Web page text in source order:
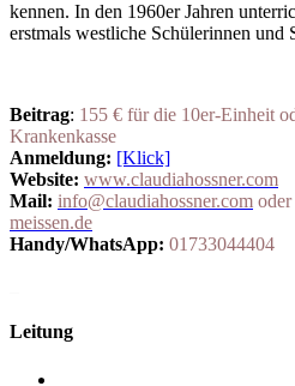
kennen. In den 1960er Jahren
erstmals westliche Schülerinnen und
Beitrag: 155 € für die 10er-Einheit
Krankenkasse
Anmeldung: [Klick]
Website: www.claudiahossner.com
Mail: info@claudiahossner.com oder
meissen.de
Handy/WhatsApp: 01733044404
Leitung